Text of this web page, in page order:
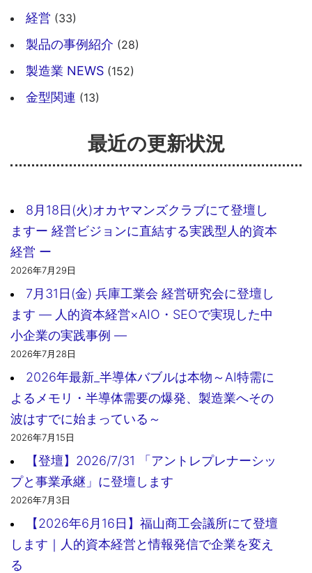
経営 (33)
製品の事例紹介 (28)
製造業 NEWS (152)
金型関連 (13)
最近の更新状況
8月18日(火)オカヤマンズクラブにて登壇し
ますー 経営ビジョンに直結する実践型人的資本
経営 ー
2026年7月29日
7月31日(金) 兵庫工業会 経営研究会に登壇し
ます ― 人的資本経営×AIO・SEOで実現した中
小企業の実践事例 ―
2026年7月28日
2026年最新_半導体バブルは本物～AI特需に
よるメモリ・半導体需要の爆発、製造業へその
波はすでに始まっている～
2026年7月15日
【登壇】2026/7/31 「アントレプレナーシッ
プと事業承継」に登壇します
2026年7月3日
【2026年6月16日】福山商工会議所にて登壇
します｜人的資本経営と情報発信で企業を変え
る